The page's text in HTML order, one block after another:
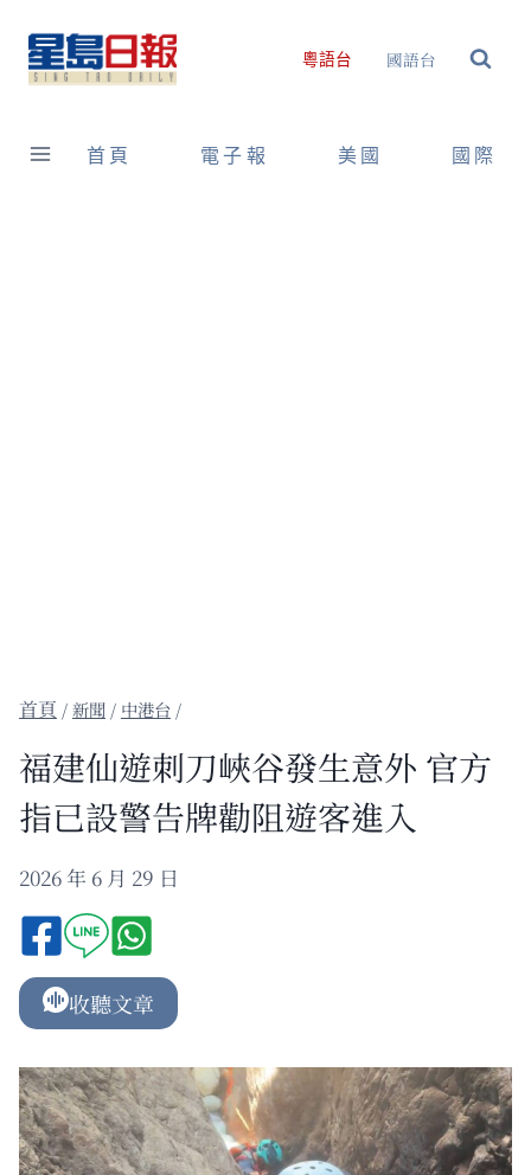
content
粵語台 國語台
首頁 電子報 美國 國際
/新聞 / 中港台 /
福建仙遊刺刀峽谷發生意外 官方
指已設警告牌勸阻遊客進入
2026 年 6 月 29 日
收聽文章